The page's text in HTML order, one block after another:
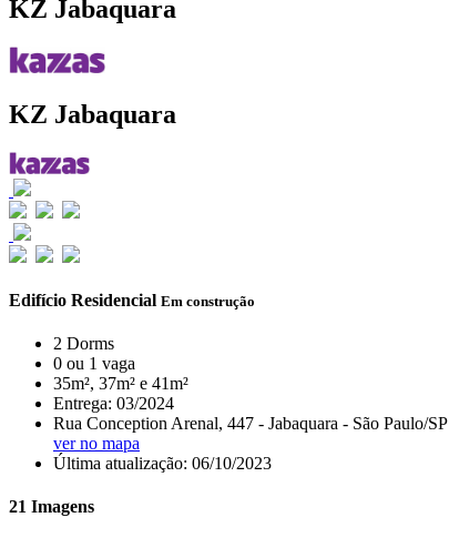
KZ Jabaquara
KZ Jabaquara
Edifício Residencial Em construção
2 Dorms
0 ou 1 vaga
35m², 37m² e 41m²
Entrega: 03/2024
Rua Conception Arenal, 447 - Jabaquara - São Paulo/SP
ver no mapa
Última atualização: 06/10/2023
21 Imagens